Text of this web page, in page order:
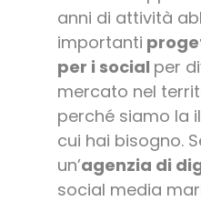
anni di attività
importanti
per i social per
mercato nel
perché siamo la il
cui hai bisogno.
un’agenzia di
social media